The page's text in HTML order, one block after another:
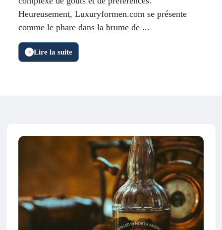
Heureusement, Luxuryformen.com se présente
comme le phare dans la brume de ...
Lire la suite